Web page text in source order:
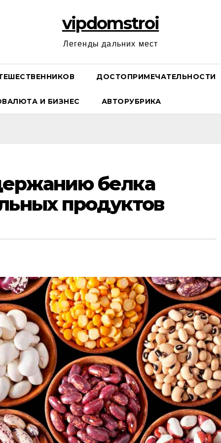
vipdomstroi
Легенды дальних мест
ДОСТОПРИМЕЧАТЕЛЬНОСТИ
И БИЗНЕС АВТОРУБРИКА
белка
продуктов